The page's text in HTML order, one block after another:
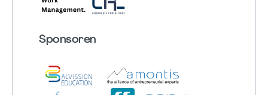
Sponsoren